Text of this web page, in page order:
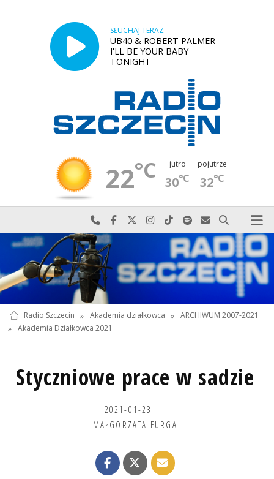
SŁUCHAJ TERAZ
UB40 & ROBERT PALMER -
I'LL BE YOUR BABY
TONIGHT
22°C jutro
30°C
pojutrze
32°C
Najlepiej po prostu do nas zadzwoń
Odwiedź nas na Facebook-u
Odwiedź nas na X
Odwiedź nas na Instagram-ie
Odwiedź nas na TikTok-u
Szukaj nas na Spotify
Wyślij do nas
Szukaj
Radio Szczecin » Akademia działkowca » ARCHIWUM 2007-2021
» Akademia Działkowca 2021
Styczniowe prace w sadzie
2021-01-23
MAŁGORZATA FURGA